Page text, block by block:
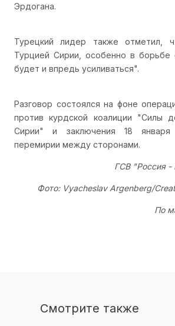
Эрдогана.
Турецкий лидер также отметил,
Турцией Сирии, особенно в борьбе
будет и впредь усиливаться".
Разговор состоялся на фоне
против курдской коалиции "Силы
Сирии" и заключения 18 января
перемирии между сторонами.
ГСВ "Россия
Фото: Vyacheslav Argenberg/
По
Смотрите также